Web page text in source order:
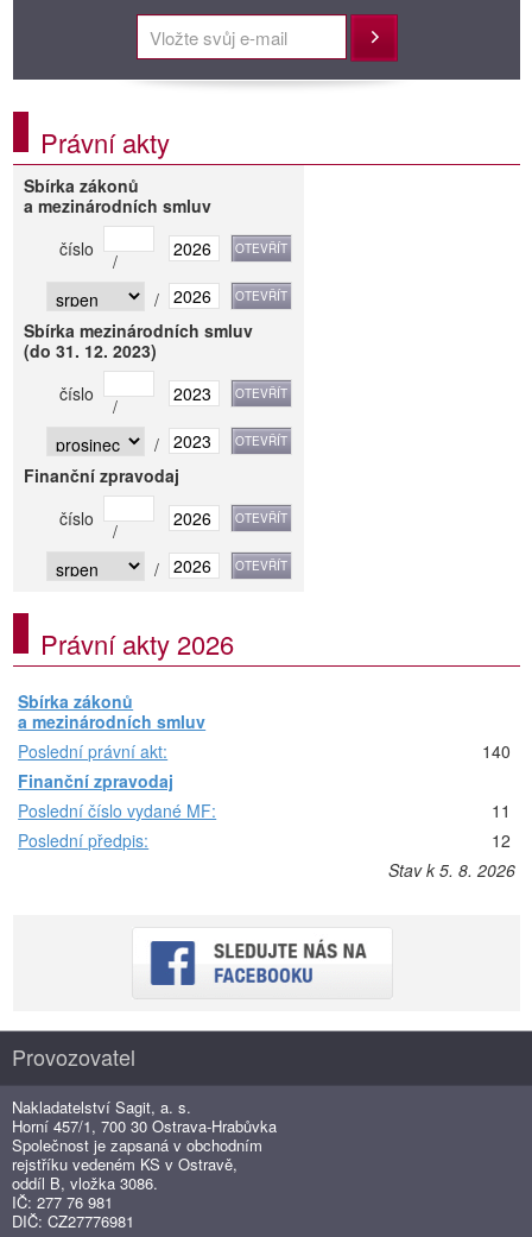
Přihlásit
Právní akty
Sbírka zákonů
a mezinárodních smluv
číslo
/
/
Sbírka mezinárodních smluv
(do 31. 12. 2023)
číslo
/
/
Finanční zpravodaj
číslo
/
/
Právní akty 2026
Sbírka zákonů
a mezinárodních smluv
Poslední právní akt:
140
Finanční zpravodaj
Poslední číslo vydané MF:
11
Poslední předpis:
12
Stav k 5. 8. 2026
Provozovatel
Nakladatelství Sagit, a. s.
Horní 457/1, 700 30 Ostrava-Hrabůvka
Společnost je zapsaná v obchodním
rejstříku vedeném KS v Ostravě,
oddíl B, vložka 3086.
IČ: 277 76 981
DIČ: CZ27776981